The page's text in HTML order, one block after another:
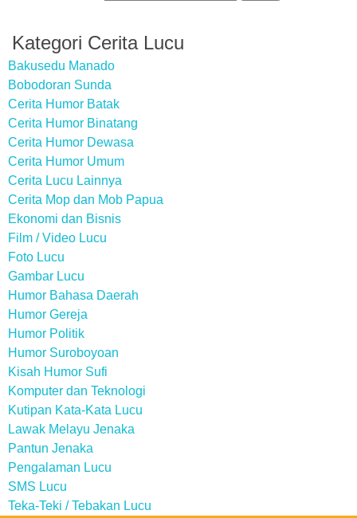
Kategori Cerita Lucu
Bakusedu Manado
Bobodoran Sunda
Cerita Humor Batak
Cerita Humor Binatang
Cerita Humor Dewasa
Cerita Humor Umum
Cerita Lucu Lainnya
Cerita Mop dan Mob Papua
Ekonomi dan Bisnis
Film / Video Lucu
Foto Lucu
Gambar Lucu
Humor Bahasa Daerah
Humor Gereja
Humor Politik
Humor Suroboyoan
Kisah Humor Sufi
Komputer dan Teknologi
Kutipan Kata-Kata Lucu
Lawak Melayu Jenaka
Pantun Jenaka
Pengalaman Lucu
SMS Lucu
Teka-Teki / Tebakan Lucu